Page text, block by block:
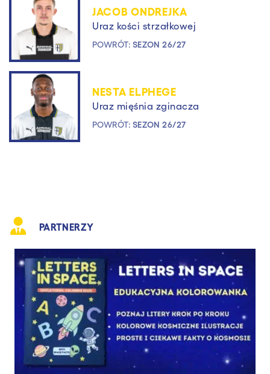
JACOB ONDREJKA
Uraz kości strzałkowej
POWRÓT: SEZON 26/27
NESTA ELPHEGE
Uraz mięśnia zginacza
POWRÓT: SEZON 26/27
PARTNERZY